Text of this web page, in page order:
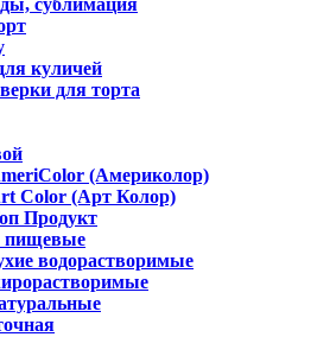
сублимация
куличей
для торта
(Америколор)
Color (Арт Колор)
Продукт
пищевые
водорастворимые